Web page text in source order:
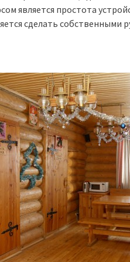
является простота
сделать собственными